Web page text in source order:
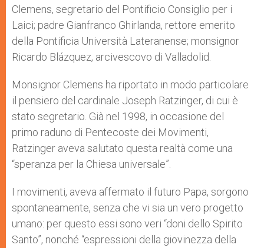
Clemens, segretario del Pontificio Consiglio per i
Laici; padre Gianfranco Ghirlanda, rettore emerito
della Pontificia Università Lateranense; monsignor
Ricardo Blázquez, arcivescovo di Valladolid.
Monsignor Clemens ha riportato in modo particolare
il pensiero del cardinale Joseph Ratzinger, di cui è
stato segretario. Già nel 1998, in occasione del
primo raduno di Pentecoste dei Movimenti,
Ratzinger aveva salutato questa realtà come una
“speranza per la Chiesa universale”.
I movimenti, aveva affermato il futuro Papa, sorgono
spontaneamente, senza che vi sia un vero progetto
umano: per questo essi sono veri “doni dello Spirito
Santo”, nonché “espressioni della giovinezza della